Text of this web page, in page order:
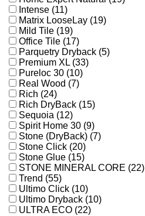
Intense (11)
Matrix LooseLay (19)
Mild Tile (19)
Office Tile (17)
Parquetry Dryback (5)
Premium XL (33)
Pureloc 30 (10)
Real Wood (7)
Rich (24)
Rich DryBack (15)
Sequoia (12)
Spirit Home 30 (9)
Stone (DryBack) (7)
Stone Click (20)
Stone Glue (15)
STONE MINERAL CORE (22)
Trend (55)
Ultimo Click (10)
Ultimo Dryback (10)
ULTRA ECO (22)